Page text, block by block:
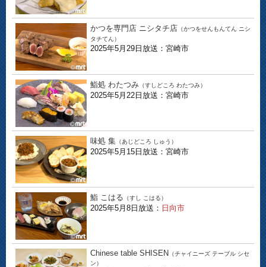
かつを専門店 ニシタチ店 （かつをせんもんてん ニシ
タチてん）
2025年5月29日放送：宮崎市
鮨処 わたつみ （すしどころ わたつみ）
2025年5月22日放送：宮崎市
味処 集 （あじどころ しゅう）
2025年5月15日放送：宮崎市
鮨 こはる （すし こはる）
2025年5月8日放送： 日向市
Chinese table SHISEN （チャイニーズ テーブル シセ
ン）